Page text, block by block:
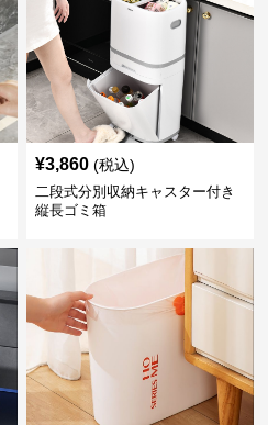
¥3,860 (税込)
二段式分別収納キャスター付き
縦長ゴミ箱